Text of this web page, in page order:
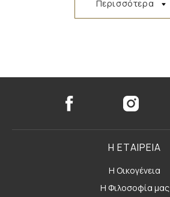
Περισσότερα
Η ΕΤΑΙΡΕΙΑ
Η Οικογένεια
Η Φιλοσοφία μας